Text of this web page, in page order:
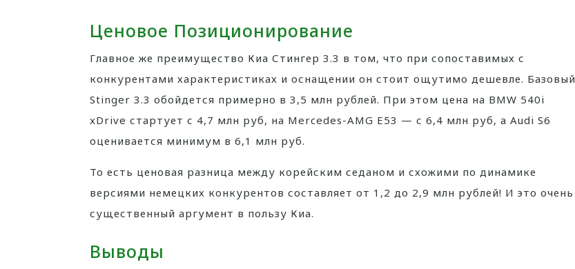
Ценовое Позиционирование
Главное же преимущество Киа Стингер 3.3 в том, что при сопоставимых с
конкурентами характеристиках и оснащении он стоит ощутимо дешевле. Базовый
Stinger 3.3 обойдется примерно в 3,5 млн рублей. При этом цена на BMW 540i
xDrive стартует с 4,7 млн руб, на Mercedes-AMG E53 — с 6,4 млн руб, а Audi S6
оценивается минимум в 6,1 млн руб.
То есть ценовая разница между корейским седаном и схожими по динамике
версиями немецких конкурентов составляет от 1,2 до 2,9 млн рублей! И это очень
существенный аргумент в пользу Киа.
Выводы